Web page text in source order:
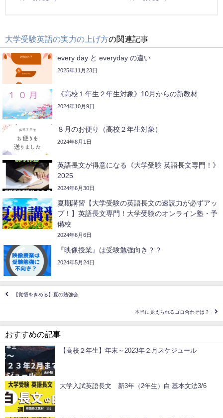
大学受験英語の実力の上げ方の関連記事
every day と everyday の違い
2025年11月23日
《高校１年生２年生対象》10月からの新教材
2024年10月9日
８月のお便り（高校２年生対象）
2024年8月1日
英語長文が得意になる《大学受験 英語長文専門！》
2025
2024年6月30日
夏期講習【大学受験の英語長文の速読力が必ずアッ
プ！】英語長文専門！大学受験のオンライン塾・予
備校
2024年6月6日
『映像授業』は受験勉強向き？？
2024年5月24日
【覚悟をきめる】夏の勉強会
本当に覚えられるゴロ合わせは？
おすすめの記事
未分類
【高校２年生】年末～2023年２月スケジュール
英語長文教材（白）
大学入試英語長文 新3年（2年生）白 基本文法3/6